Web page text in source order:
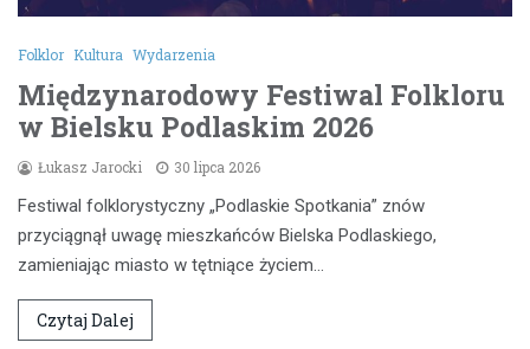
Folklor Kultura Wydarzenia
Międzynarodowy Festiwal Folkloru
w Bielsku Podlaskim 2026
Łukasz Jarocki 30 lipca 2026
Festiwal folklorystyczny „Podlaskie Spotkania” znów
przyciągnął uwagę mieszkańców Bielska Podlaskiego,
zamieniając miasto w tętniące życiem…
Czytaj Dalej